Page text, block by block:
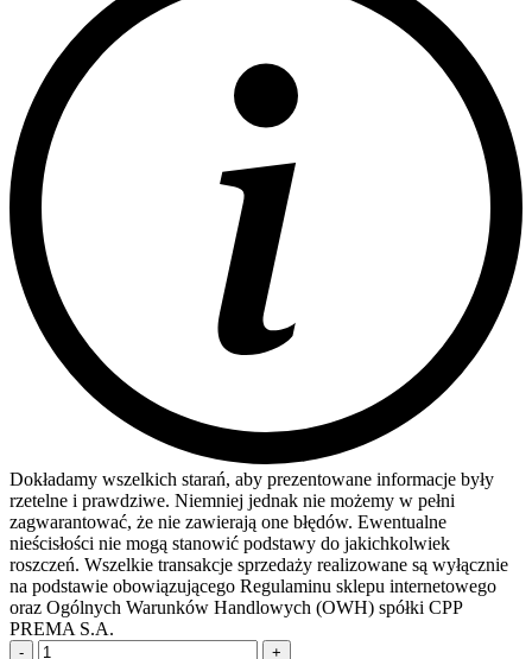
Dokładamy wszelkich starań, aby prezentowane informacje były
rzetelne i prawdziwe. Niemniej jednak nie możemy w pełni
zagwarantować, że nie zawierają one błędów. Ewentualne
nieścisłości nie mogą stanowić podstawy do jakichkolwiek
roszczeń. Wszelkie transakcje sprzedaży realizowane są wyłącznie
na podstawie obowiązującego Regulaminu sklepu internetowego
oraz Ogólnych Warunków Handlowych (OWH) spółki CPP
PREMA S.A.
- +